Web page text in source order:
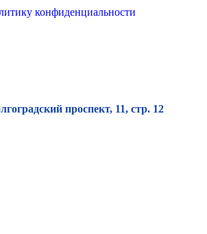
конфиденциальности
проспект, 11, стр. 12